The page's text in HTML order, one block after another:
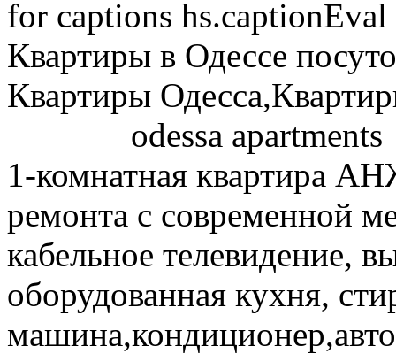
for captions
Квартиры в Одессе
Квартиры
odessa apartments
1-комнатная квартира
ремонта с современной
кабельное телевидение,
оборудованная кухня,